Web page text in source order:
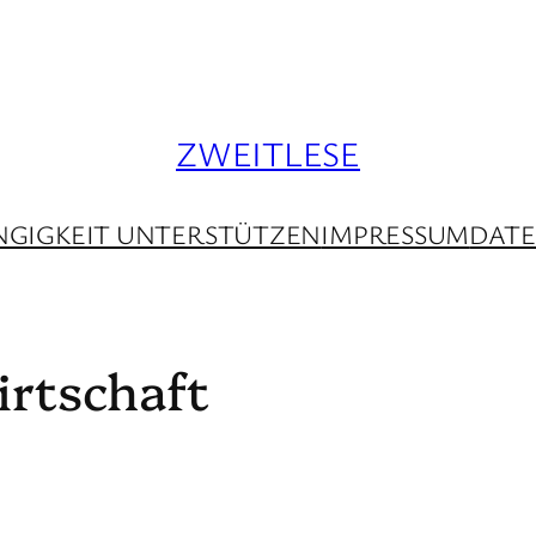
ZWEITLESE
UNTERSTÜTZENIMPRESSUM